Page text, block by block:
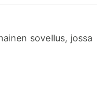
sovellus, jossa